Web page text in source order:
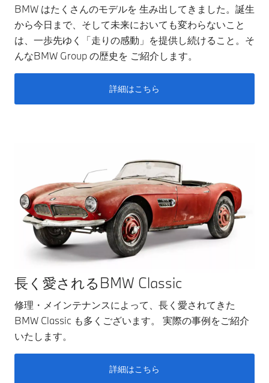
BMW はたくさんのモデルを 生み出してきました。誕生
から今日まで、そして未来においても変わらないこと
は、一歩先ゆく「走りの感動」を提供し続けること。そ
んなBMW Group の歴史を ご紹介します。
詳細はこちら
長く愛されるBMW Classic
修理・メインテナンスによって、長く愛されてきた
BMW Classic も多くございます。 実際の事例をご紹介
いたします。
詳細はこちら